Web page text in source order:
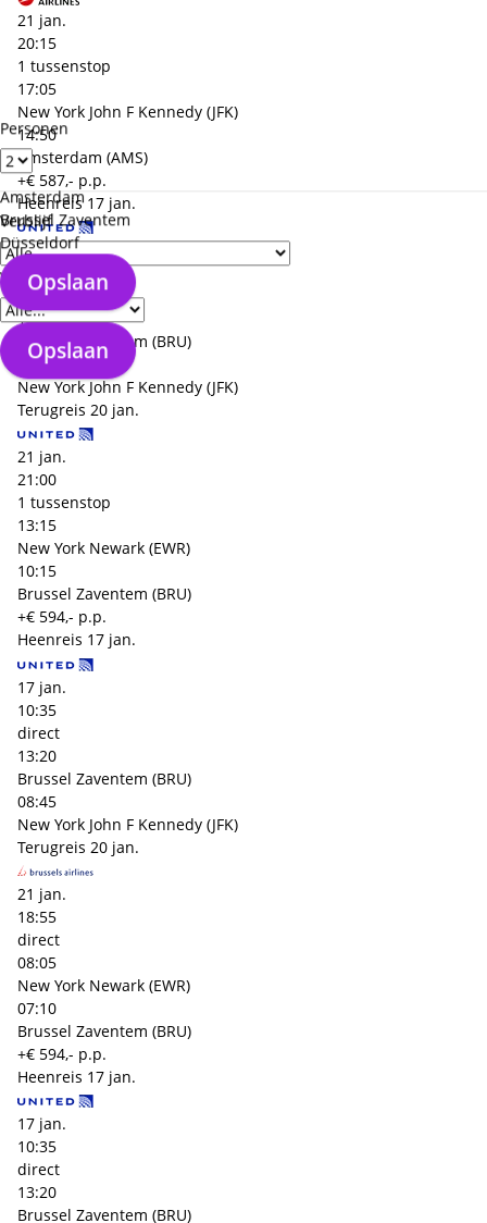
Personen
Verblijf
Verzorgingstype
Opslaan
Amsterdam
Brussel Zaventem
Düsseldorf
Opslaan
21 jan.
20:15
1 tussenstop
17:05
New York John F Kennedy (JFK)
14:50
Amsterdam (AMS)
+€ 587,- p.p.
Heenreis 17 jan.
17 jan.
08:25
1 tussenstop
13:35
Brussel Zaventem (BRU)
11:10
New York John F Kennedy (JFK)
Terugreis 20 jan.
21 jan.
21:00
1 tussenstop
13:15
New York Newark (EWR)
10:15
Brussel Zaventem (BRU)
+€ 594,- p.p.
Heenreis 17 jan.
17 jan.
10:35
direct
13:20
Brussel Zaventem (BRU)
08:45
New York John F Kennedy (JFK)
Terugreis 20 jan.
21 jan.
18:55
direct
08:05
New York Newark (EWR)
07:10
Brussel Zaventem (BRU)
+€ 594,- p.p.
Heenreis 17 jan.
17 jan.
10:35
direct
13:20
Brussel Zaventem (BRU)